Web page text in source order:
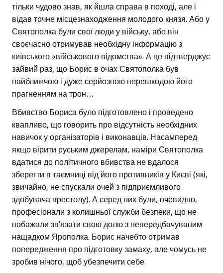
тільки чудово знав, як йшла справа в поході, але і
відав точне місцезнаходження молодого князя. Або у
Святополка були свої люди у війську, або він
своєчасно отримував необхідну інформацію з
київського «військового відомства». А це підтверджує
зайвий раз, що Борис в очах Святополка був
найближчою і дуже серйозною перешкодою його
прагненням на трон…
Вбивство Бориса було підготовлено і проведено
квапливо, що говорить про відсутність необхідних
навичок у організаторів і виконавців. Насамперед
якщо вірити руським джерелам, наміри Святополка
вдатися до політичного вбивства не вдалося
зберегти в таємниці від його противників у Києві (які,
звичайно, не спускали очей з підприємливого
здобувача престолу). А серед них були, очевидно,
професіонали з колишньої служби безпеки, що не
побажали зв’язати свою долю з непередбачуваним
нащадком Ярополка. Борис начебто отримав
попередження про підготовку замаху, але чомусь не
зробив нічого, щоб убезпечити себе.